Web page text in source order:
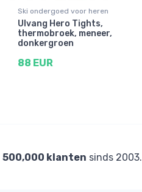
Ski ondergoed voor heren
Ulvang Hero Tights,
thermobroek, meneer,
donkergroen
88 EUR
500,000 klanten sinds 2003.